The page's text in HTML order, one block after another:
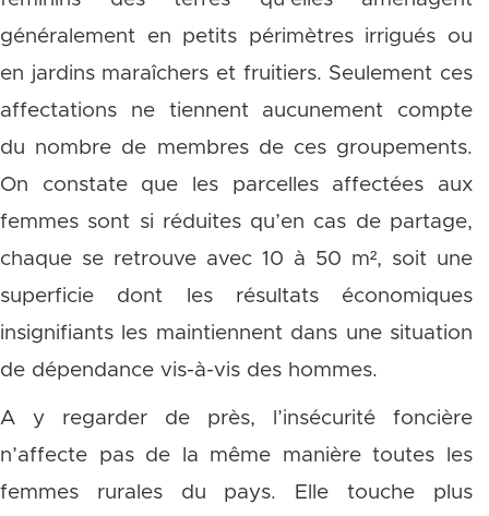
généralement en petits périmètres irrigués ou
en jardins maraîchers et fruitiers. Seulement ces
affectations ne tiennent aucunement compte
du nombre de membres de ces groupements.
On constate que les parcelles affectées aux
femmes sont si réduites qu’en cas de partage,
chaque se retrouve avec 10 à 50 m², soit une
superficie dont les résultats économiques
insignifiants les maintiennent dans une situation
de dépendance vis-à-vis des hommes.
A y regarder de près, l’insécurité foncière
n’affecte pas de la même manière toutes les
femmes rurales du pays. Elle touche plus